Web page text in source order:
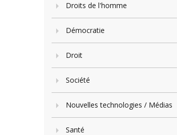
Droits de l'homme
Démocratie
Droit
Société
Nouvelles technologies / Médias
Santé